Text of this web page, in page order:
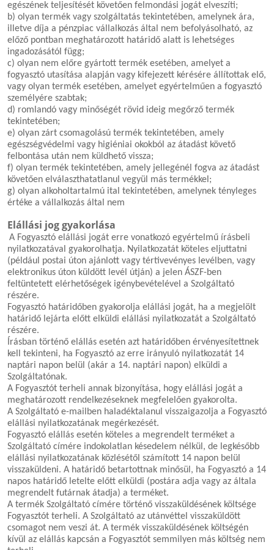
egészének teljesítését követően felmondási jogát elveszíti;
b) olyan termék vagy szolgáltatás tekintetében, amelynek ára,
illetve díja a pénzpiac vállalkozás által nem befolyásolható, az
előző pontban meghatározott határidő alatt is lehetséges
ingadozásától függ;
c) olyan nem előre gyártott termék esetében, amelyet a
fogyasztó utasítása alapján vagy kifejezett kérésére állítottak elő,
vagy olyan termék esetében, amelyet egyértelműen a fogyasztó
személyére szabtak;
d) romlandó vagy minőségét rövid ideig megőrző termék
tekintetében;
e) olyan zárt csomagolású termék tekintetében, amely
egészségvédelmi vagy higiéniai okokból az átadást követő
felbontása után nem küldhető vissza;
f) olyan termék tekintetében, amely jellegénél fogva az átadást
követően elválaszthatatlanul vegyül más termékkel;
g) olyan alkoholtartalmú ital tekintetében, amelynek tényleges
értéke a vállalkozás által nem
Elállási jog gyakorlása
A Fogyasztó elállási jogát erre vonatkozó egyértelmű írásbeli
nyilatkozatával gyakorolhatja. Nyilatkozatát köteles eljuttatni
(például postai úton ajánlott vagy tértivevényes levélben, vagy
elektronikus úton küldött levél útján) a jelen ÁSZF-ben
feltüntetett elérhetőségek igénybevételével a Szolgáltató
részére.
Fogyasztó határidőben gyakorolja elállási jogát, ha a megjelölt
határidő lejárta előtt elküldi elállási nyilatkozatát a Szolgáltató
részére.
Írásban történő elállás esetén azt határidőben érvényesítettnek
kell tekinteni, ha Fogyasztó az erre irányuló nyilatkozatát 14
naptári napon belül (akár a 14. naptári napon) elküldi a
Szolgáltatónak.
A Fogyasztót terheli annak bizonyítása, hogy elállási jogát a
meghatározott rendelkezéseknek megfelelően gyakorolta.
A Szolgáltató e-mailben haladéktalanul visszaigazolja a Fogyasztó
elállási nyilatkozatának megérkezését.
Fogyasztó elállás esetén köteles a megrendelt terméket a
Szolgáltató címére indokolatlan késedelem nélkül, de legkésőbb
elállási nyilatkozatának közlésétől számított 14 napon belül
visszaküldeni. A határidő betartottnak minősül, ha Fogyasztó a 14
napos határidő letelte előtt elküldi (postára adja vagy az általa
megrendelt futárnak átadja) a terméket.
A termék Szolgáltató címére történő visszaküldésének költsége
Fogyasztót terheli. A Szolgáltató az utánvéttel visszaküldött
csomagot nem veszi át. A termék visszaküldésének költségén
kívül az elállás kapcsán a Fogyasztót semmilyen más költség nem